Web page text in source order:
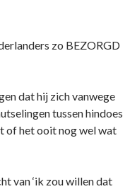
zo BEZORGD
dat hij zich vanwege
tussen hindoes
of het ooit nog wel wat
van ‘ik zou willen dat